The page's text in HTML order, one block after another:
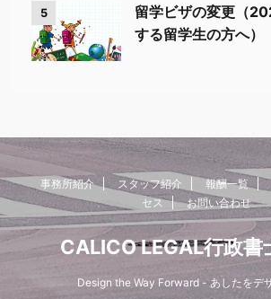
5
留学ビザの変更（
する留学生の方へ）
事務所紹介 スタッフ紹介 報酬一覧
セス
お問い合わせ
CALICO LEGAL行政書
Design the Way Forward - あしたをデ